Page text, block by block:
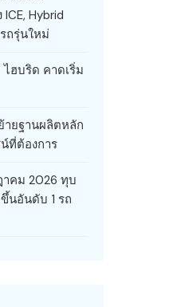
Hybrid
ถรุ่นใหม่
ไฮบริด คาดเริ่ม
ายฐานผลิตหลัก
ที่ต้องการ
าคม 2026 ทุบ
นอันดับ 1 รถ